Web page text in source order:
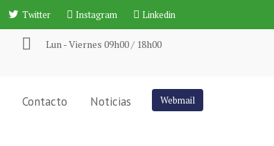
Twitter Instagram Linkedin
Lun - Viernes 09h00 / 18h00
Webmail
Contacto Noticias